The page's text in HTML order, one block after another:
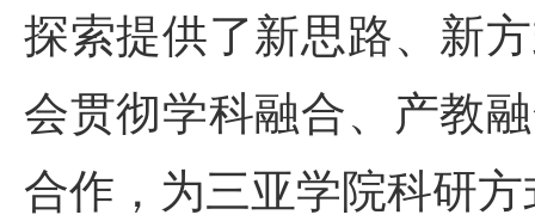
探索提供了新思路、新
会贯彻学科融合、产教
合作，为三亚学院科研